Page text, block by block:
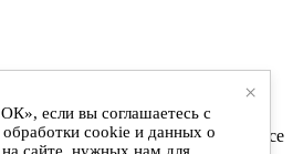
свяжется с вами
железобетонных изделий. Все
×
если вы соглашаетесь с
обработки cookie и данных о